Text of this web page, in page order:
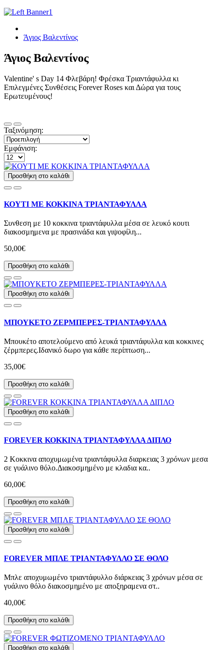
Άγιος Βαλεντίνος
Άγιος Βαλεντίνος
Valentine' s Day 14 Φλεβάρη! Φρέσκα Τριαντάφυλλα κι
Επιλεγμένες Συνθέσεις Forever Roses και Δώρα για τους
Ερωτευμένους!
Ταξινόμηση:
Εμφάνιση:
Προσθήκη στο καλάθι
ΚΟΥΤΙ ΜΕ ΚΟΚΚΙΝΑ ΤΡΙΑΝΤΑΦΥΛΛΑ
Συνθεση με 10 κοκκινα τριαντάφυλλα μέσα σε λευκό κουτι
διακοσμημενα με πρασινάδα και γιψοφίλη...
50,00€
Προσθήκη στο καλάθι
Προσθήκη στο καλάθι
ΜΠΟΥΚΕΤΟ ΖΕΡΜΠΕΡΕΣ-ΤΡΙΑΝΤΑΦΥΛΛΑ
Μπουκέτο αποτελούμενο από λευκά τριαντάφυλλα και κοκκινες
ζέρμπερες.Ιδανικό δωρο για κάθε περίπτωση...
35,00€
Προσθήκη στο καλάθι
Προσθήκη στο καλάθι
FOREVER ΚΟΚΚΙΝΑ ΤΡΙΑΝΤΑΦΥΛΛΑ ΔΙΠΛΟ
2 Κοκκινα αποχυμωμένα τριαντάφυλλα διαρκειας 3 χρόνων μεσα
σε γυάλινο θόλο.Διακοσμημένο με κλαδια κα..
60,00€
Προσθήκη στο καλάθι
Προσθήκη στο καλάθι
FOREVER ΜΠΛΕ ΤΡΙΑΝΤΑΦΥΛΛΟ ΣΕ ΘΟΛΟ
Μπλε αποχυμωμένο τριαντάφυλλο διάρκειας 3 χρόνων μέσα σε
γυάλινο θόλο διακοσμημένο με αποξηραμενα στ..
40,00€
Προσθήκη στο καλάθι
Προσθήκη στο καλάθι